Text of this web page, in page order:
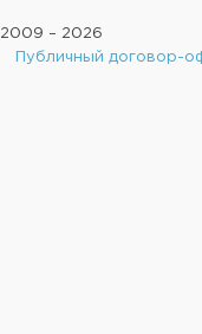
2009 – 2026
Публичный договор-